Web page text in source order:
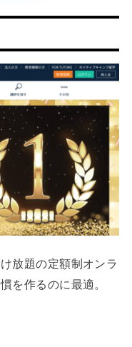
放題の定額制オンラ
を作るのに最適。